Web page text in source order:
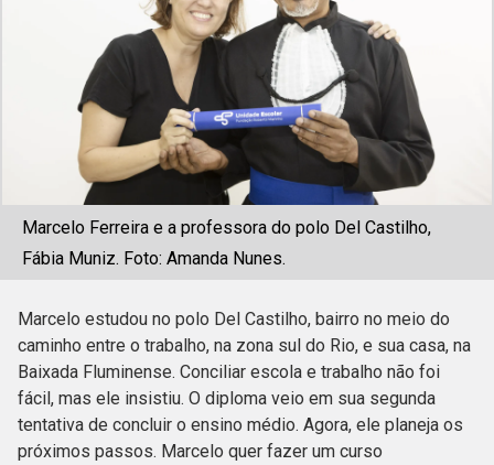
Marcelo Ferreira e a professora do polo Del Castilho,
Fábia Muniz. Foto: Amanda Nunes.
Marcelo estudou no polo Del Castilho, bairro no meio do
caminho entre o trabalho, na zona sul do Rio, e sua casa, na
Baixada Fluminense. Conciliar escola e trabalho não foi
fácil, mas ele insistiu. O diploma veio em sua segunda
tentativa de concluir o ensino médio. Agora, ele planeja os
próximos passos. Marcelo quer fazer um curso